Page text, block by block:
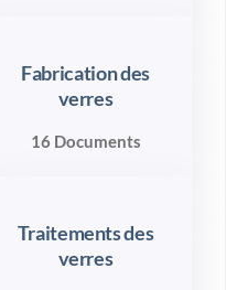
Fabrication des
verres
16 Documents
Traitements des
verres